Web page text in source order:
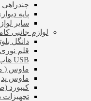
چندراهی
پایه
سایر
لوازم جانبی
دانگل
قلم نوری
USB هاب
ماوس (
ماوس پد
کیبورد